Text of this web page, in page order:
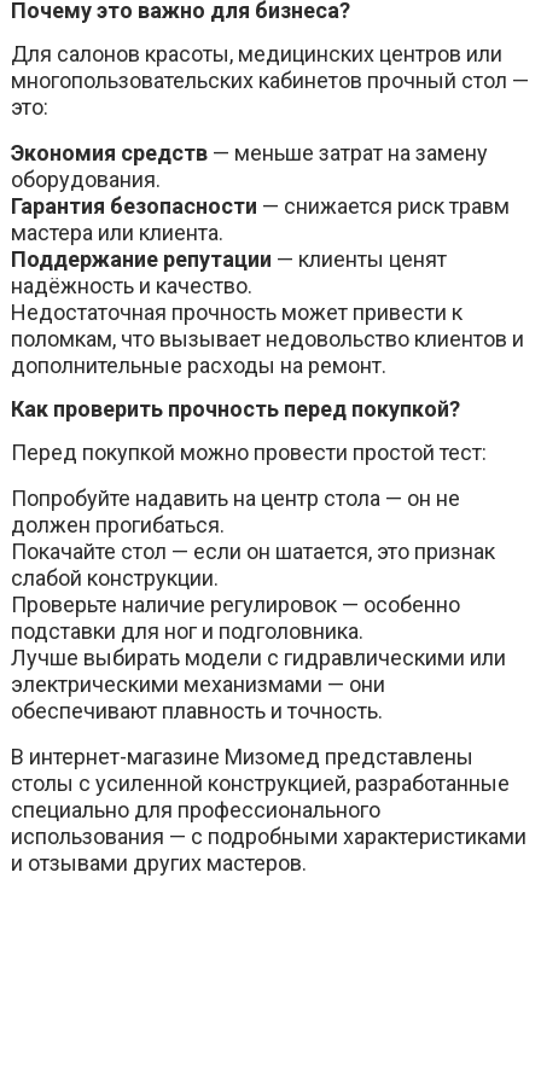
Почему это важно для бизнеса?
Для салонов красоты, медицинских центров или
многопользовательских кабинетов прочный стол —
это:
Экономия средств — меньше затрат на замену
оборудования.
Гарантия безопасности — снижается риск травм
мастера или клиента.
Поддержание репутации — клиенты ценят
надёжность и качество.
Недостаточная прочность может привести к
поломкам, что вызывает недовольство клиентов и
дополнительные расходы на ремонт.
Как проверить прочность перед покупкой?
Перед покупкой можно провести простой тест:
Попробуйте надавить на центр стола — он не
должен прогибаться.
Покачайте стол — если он шатается, это признак
слабой конструкции.
Проверьте наличие регулировок — особенно
подставки для ног и подголовника.
Лучше выбирать модели с гидравлическими или
электрическими механизмами — они
обеспечивают плавность и точность.
В интернет-магазине Мизомед представлены
столы с усиленной конструкцией, разработанные
специально для профессионального
использования — с подробными характеристиками
и отзывами других мастеров.